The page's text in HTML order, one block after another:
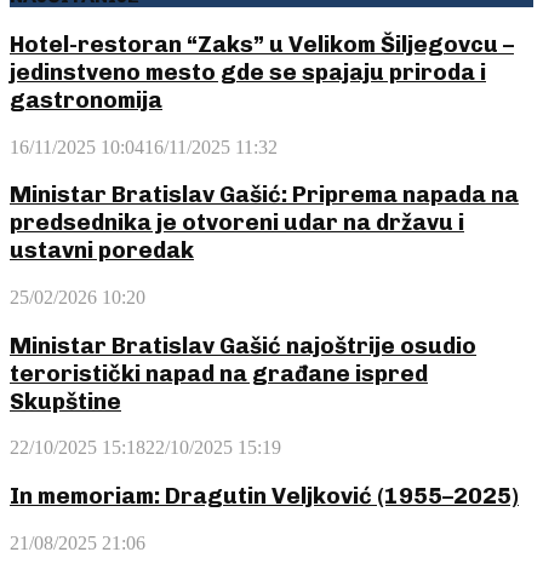
Hotel-restoran “Zaks” u Velikom Šiljegovcu –
jedinstveno mesto gde se spajaju priroda i
gastronomija
16/11/2025 10:0416/11/2025 11:32
Ministar Bratislav Gašić: Priprema napada na
predsednika je otvoreni udar na državu i
ustavni poredak
25/02/2026 10:20
Ministar Bratislav Gašić najoštrije osudio
teroristički napad na građane ispred
Skupštine
22/10/2025 15:1822/10/2025 15:19
In memoriam: Dragutin Veljković (1955–2025)
21/08/2025 21:06